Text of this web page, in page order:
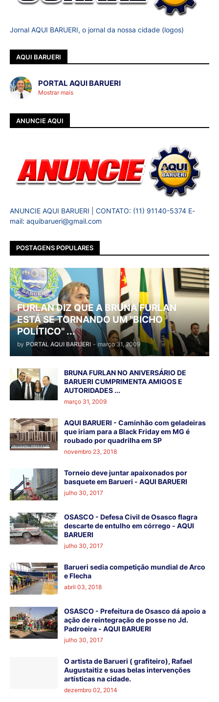
Jornal AQUI BARUERI, o jornal da nossa cidade (logos)
AQUI BARUERI
PORTAL AQUI BARUERI
Mostrar mais
ANUNCIE AQUI
ANUNCIE AQUI BARUERI | CONTATO: (11) 91140-5374 E-
mail: aquibarueri@gmail.com
POSTAGENS POPULARES
FURLAN DIZ QUE A BRUNA FURLAN
ESTÁ SE TORNANDO UM "BICHO
POLÍTICO" ...
by PORTAL AQUI BARUERI - março 31, 2009
BRUNA FURLAN NO ANIVERSÁRIO DE
BARUERI CUMPRIMENTA AMIGOS E
AUTORIDADES ...
março 31, 2009
AQUI BARUERI - Caminhão com geladeiras
que iriam para a Black Friday em MG é
roubado por quadrilha em SP
novembro 23, 2018
Torneio deve juntar apaixonados por
basquete em Barueri - AQUI BARUERI
julho 30, 2017
OSASCO - Defesa Civil de Osasco flagra
descarte de entulho em córrego - AQUI
BARUERI
julho 30, 2017
Barueri sedia competição mundial de Arco
e Flecha
abril 03, 2018
OSASCO - Prefeitura de Osasco dá apoio a
ação de reintegração de posse no Jd.
Padroeira - AQUI BARUERI
julho 30, 2017
O artista de Barueri ( grafiteiro), Rafael
Augustaitiz e suas belas intervenções
artísticas na cidade.
dezembro 02, 2014